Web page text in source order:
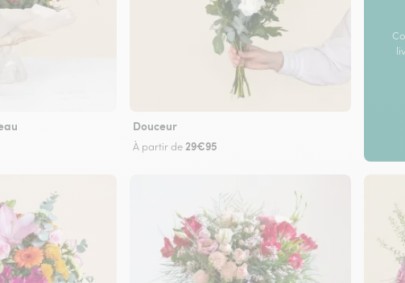
Douceur
À partir de 29€95